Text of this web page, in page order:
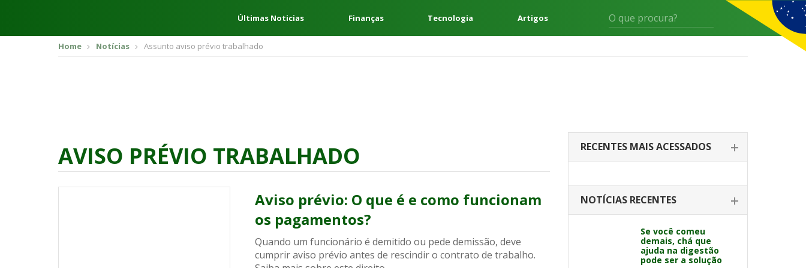
Últimas Noticias Finanças Tecnologia Artigos
Home Notícias Assunto aviso prévio trabalhado
AVISO PRÉVIO TRABALHADO
Aviso prévio: O que é e como funcionam
os pagamentos?
Quando um funcionário é demitido ou pede demissão, deve
cumprir aviso prévio antes de rescindir o contrato de trabalho.
RECENTES MAIS ACESSADOS
NOTÍCIAS RECENTES
Se você comeu
demais, chá que
ajuda na digestão
pode ser a solução